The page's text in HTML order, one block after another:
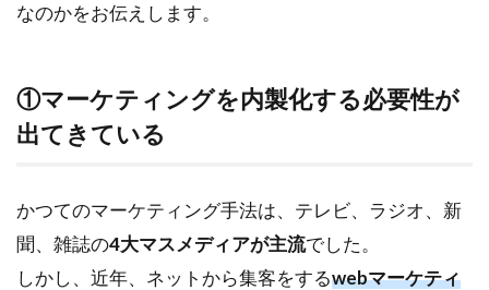
①マ
を内
製化
する
出て
きて
いる
なのかをお伝えします。
①マーケティングを内製化する必要性が
出てきている
かつてのマーケティング手法は、テレビ、ラジオ、新
聞、雑誌の4大マスメディアが主流でした。
しかし、近年、ネットから集客をするwebマーケティ